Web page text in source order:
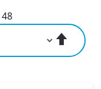
48
Fijar